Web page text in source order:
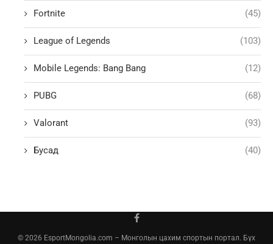
Fortnite (45)
League of Legends (103)
Mobile Legends: Bang Bang (12)
PUBG (68)
Valorant (93)
Бусад (40)
© 2026 EsportMongolia.com – Монголын цахим спортын портал. Бүх